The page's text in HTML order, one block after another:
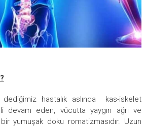
dediğimiz hastalık aslında kas-iskelet
devam eden, vücutta yaygın ağrı ve
yumuşak doku romatizmasıdır. Uzun